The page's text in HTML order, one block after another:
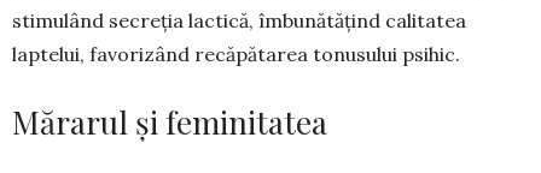
stimulând secreția lactică, îmbunătățind calitatea
laptelui, favorizând recăpătarea tonusului psihic.
Mărarul și feminitatea